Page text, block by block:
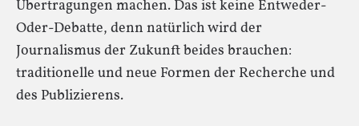
Übertragungen machen. Das ist keine Entweder-
Oder-Debatte, denn natürlich wird der
Journalismus der Zukunft beides brauchen:
traditionelle und neue Formen der Recherche und
des Publizierens.